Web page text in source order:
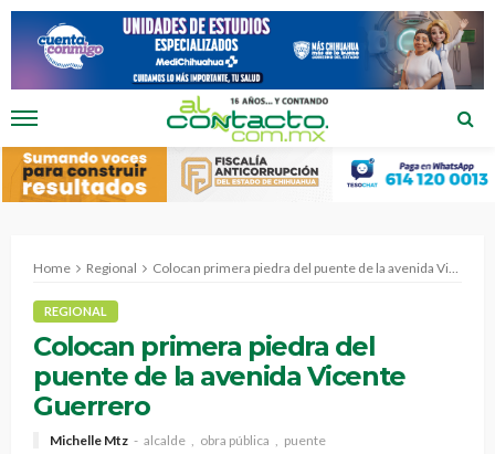
Home Regional Colocan primera piedra del puente de la avenida Vicente Guerrero
REGIONAL
Colocan primera piedra del
puente de la avenida Vicente
Guerrero
Michelle Mtz alcalde obra pública puente